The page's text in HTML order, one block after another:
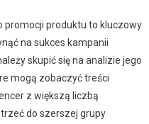
promocji produktu to kluczowy
na sukces kampanii
skupić się na analizie jego
mogą zobaczyć treści
z większą liczbą
do szerszej grupy